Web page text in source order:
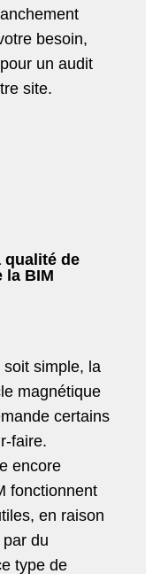
besoin,
un audit
site.
qualité de
la BIM
simple, la
magnétique
certains
faire.
encore
fonctionnent
en raison
par du
type de